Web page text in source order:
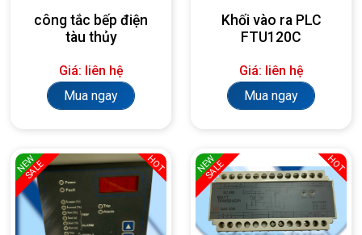
công tắc bếp điện
tàu thủy
Giá: liên hệ
Mua ngay
Khối vào ra PLC
FTU120C
Giá: liên hệ
Mua ngay
NEW HOT
SALE NEW HOT
SALE